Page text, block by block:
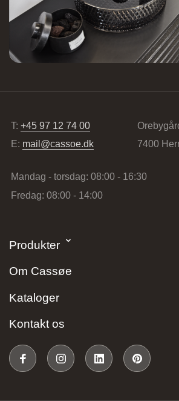
T:+45 97 12 74 00
E: mail@cassoe.dk
7400
Mandag - torsdag: 08:00 - 16:30
Fredag: 08:00 - 14:00
Produkter
Om Cassøe
Kataloger
Kontakt os
Tvis Køkkener – Køge
Industrivænget 16, 3400
JKE Design – Glostrup